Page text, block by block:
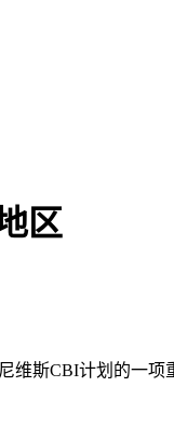
区
斯CBI计划的一